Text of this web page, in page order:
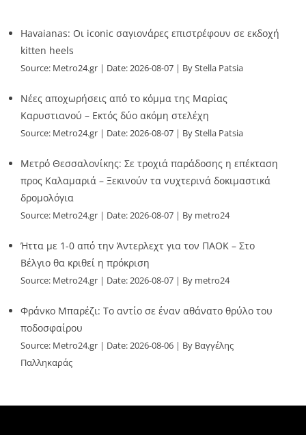
Havaianas: Οι iconic σαγιονάρες επιστρέφουν σε εκδοχή
kitten heels
Source: Metro24.gr Date: 2026-08-07 By Stella Patsia
Νέες αποχωρήσεις από το κόμμα της Μαρίας
Καρυστιανού – Εκτός δύο ακόμη στελέχη
Source: Metro24.gr Date: 2026-08-07 By Stella Patsia
Μετρό Θεσσαλονίκης: Σε τροχιά παράδοσης η επέκταση
προς Καλαμαριά – Ξεκινούν τα νυχτερινά δοκιμαστικά
δρομολόγια
Source: Metro24.gr Date: 2026-08-07 By metro24
Ήττα με 1-0 από την Άντερλεχτ για τον ΠΑΟΚ – Στο
Βέλγιο θα κριθεί η πρόκριση
Source: Metro24.gr Date: 2026-08-07 By metro24
Φράνκο Μπαρέζι: Το αντίο σε έναν αθάνατο θρύλο του
ποδοσφαίρου
Source: Metro24.gr Date: 2026-08-06
By Βαγγέλης
Παλληκαράς